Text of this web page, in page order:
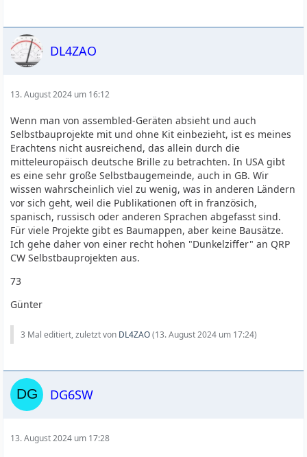
DL4ZAO
13. August 2024 um 16:12
Wenn man von assembled-Geräten absieht und auch
Selbstbauprojekte mit und ohne Kit einbezieht, ist es meines
Erachtens nicht ausreichend, das allein durch die
mitteleuropäisch deutsche Brille zu betrachten. In USA gibt
es eine sehr große Selbstbaugemeinde, auch in GB. Wir
wissen wahrscheinlich viel zu wenig, was in anderen Ländern
vor sich geht, weil die Publikationen oft in französich,
spanisch, russisch oder anderen Sprachen abgefasst sind.
Für viele Projekte gibt es Baumappen, aber keine Bausätze.
Ich gehe daher von einer recht hohen "Dunkelziffer" an QRP
CW Selbstbauprojekten aus.
73
Günter
3 Mal editiert, zuletzt von DL4ZAO(13. August 2024 um 17:24)
DG6SW
13. August 2024 um 17:28